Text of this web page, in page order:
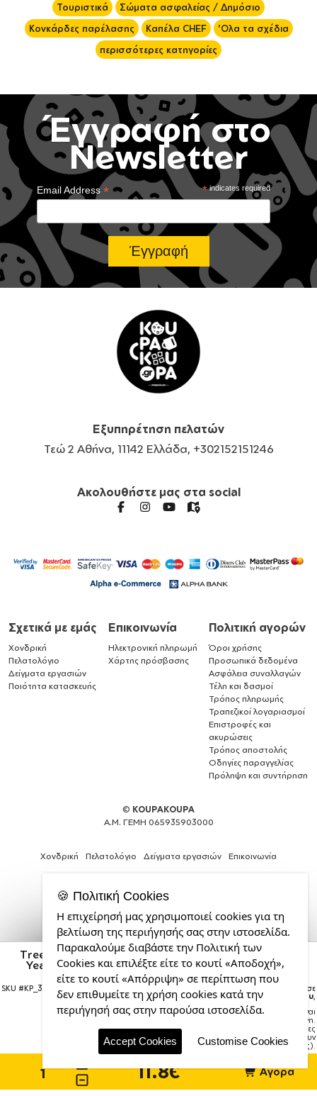
Tree, i wish you a merry christmas and a Happy New
Year!!! xoxoxo, Κούπα χρωματιστή μπλε, κεραμική,
330ml
SKU #KP_3959_11ozcBLUE Η παραγγελία σας θα παραδοθεί σε
courier έως τηνΤρίτη 18 Αυγούστου,
Σημείωση:Η παράδοση στο courier είναι
εκτιμώμενη.
1–3 εργάσιμες
ημέρες (ενδέχεται να υπάρξουν
καθυστερήσεις).
11.8€ Αγορά
Τουριστικά
Σώματα ασφαλείας / Δημόσιο
Κονκάρδες παρέλασης
Καπέλα CHEF
'Ολα τα σχέδια
περισσότερες κατηγορίες
Έγγραφή στο
Newsletter
*indicates required
Email Address*
Εξυπηρέτηση πελατών
Τεώ 2 Αθήνα, 11142 Ελλάδα, +302152151246
Ακολουθήστε μας στα social
Σχετικά με εμάς
Χονδρική
Πελατολόγιο
Δείγματα εργασιών
Ποιότητα κατασκευής
Επικοινωνία
Ηλεκτρονική πληρωμή
Χάρτης πρόσβασης
Πολιτική αγορών
Όροι χρήσης
Προσωπικά δεδομένα
Ασφάλεια συναλλαγών
Τέλη και δασμοί
Τρόπος πληρωμής
Τραπεζικοί λογαριασμοί
Επιστροφές και
ακυρώσεις
Τρόπος αποστολής
Οδηγίες παραγγελίας
Πρόληψη και συντήρηση
© KOUPAKOUPA
Α.Μ. ΓΕΜΗ 065935903000
Χονδρική Πελατολόγιο Δείγματα εργασιών Επικοινωνία
Web
Design,
Social
Media
&
SEO
Agency
από
την
CDL.gr
🍪 Πολιτική Cookies
Η επιχείρησή μας χρησιμοποιεί cookies για τη
βελτίωση της περιήγησής σας στην ιστοσελίδα.
Παρακαλούμε διαβάστε την Πολιτική των
Cookies και επιλέξτε είτε το κουτί «Αποδοχή»,
είτε το κουτί «Απόρριψη» σε περίπτωση που
δεν επιθυμείτε τη χρήση cookies κατά την
περιήγησή σας στην παρούσα ιστοσελίδα.
Accept Cookies Customise Cookies